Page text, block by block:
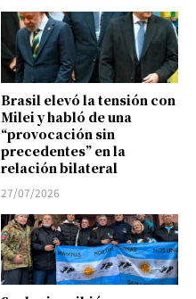
Brasil elevó la tensión con
Milei y habló de una
“provocación sin
precedentes” en la
relación bilateral
27/07/2026